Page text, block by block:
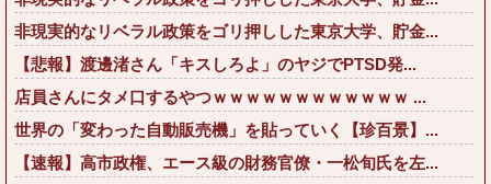
非現実的なリベラル政策をゴリ押しした東京大学、貯金...
【悲報】渡邊渚さん「キスしろよ」のヤジでPTSD発...
店員さんにタメ口するやつｗｗｗｗｗｗｗｗｗｗｗｗ ...
世界の「変わった自動販売機」を貼っていく【珍百景】...
【速報】高市政権、エース級の財務官僚・一松旬氏を左...